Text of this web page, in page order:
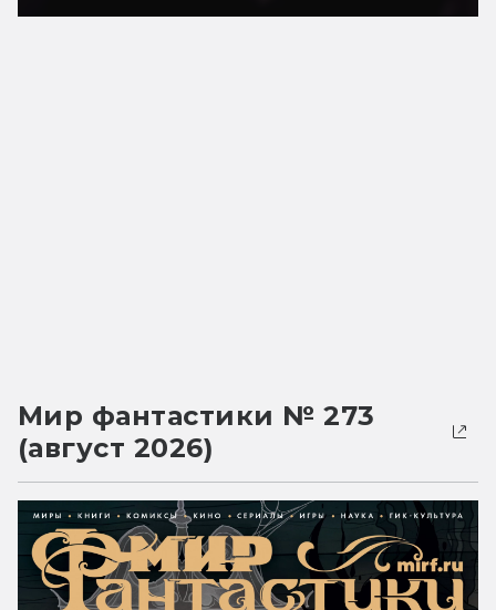
Мир фантастики № 273
(август 2026)